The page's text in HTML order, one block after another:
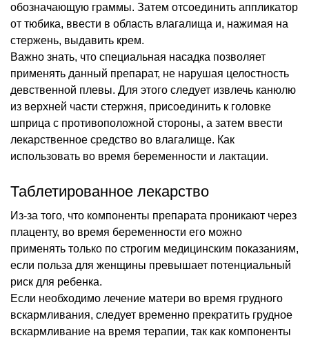
обозначающую граммы. Затем отсоединить аппликатор
от тюбика, ввести в область влагалища и, нажимая на
стержень, выдавить крем.
Важно знать, что специальная насадка позволяет
применять данный препарат, не нарушая целостность
девственной плевы. Для этого следует извлечь канюлю
из верхней части стержня, присоединить к головке
шприца с противоположной стороны, а затем ввести
лекарственное средство во влагалище. Как
использовать во время беременности и лактации.
Таблетированное лекарство
Из-за того, что компоненты препарата проникают через
плаценту, во время беременности его можно
применять только по строгим медицинским показаниям,
если польза для женщины превышает потенциальный
риск для ребенка.
Если необходимо лечение матери во время грудного
вскармливания, следует временно прекратить грудное
вскармливание на время терапии, так как компоненты